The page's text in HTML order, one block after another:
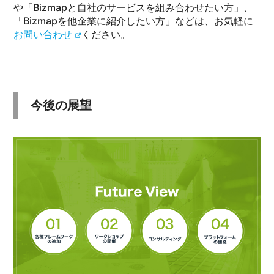
や「Bizmapと自社のサービスを組み合わせたい方」、
「Bizmapを他企業に紹介したい方」などは、お気軽に
お問い合わせ
ください。
今後の展望